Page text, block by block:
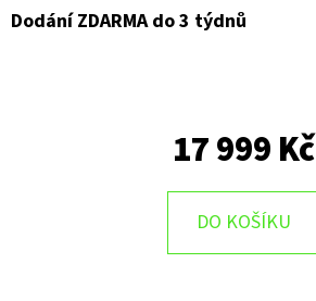
Dodání ZDARMA do 3 týdnů
17 999 Kč
DO KOŠÍKU
Č